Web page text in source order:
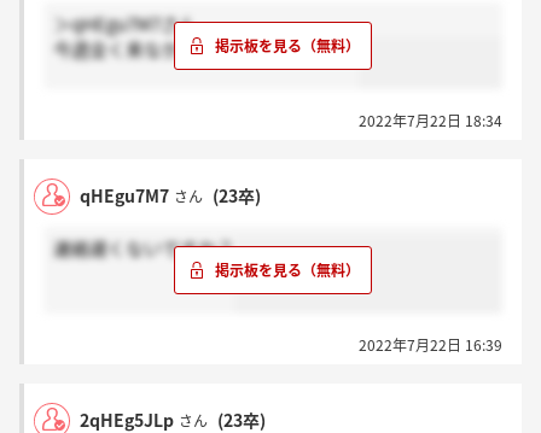
＞qHEgu7M7さん
今週全く来なかったので焦ってます…
2022年7月22日 18:34
qHEgu7M7 さん (23卒)
連絡遅くないですか？
2022年7月22日 16:39
2qHEg5JLp さん (23卒)